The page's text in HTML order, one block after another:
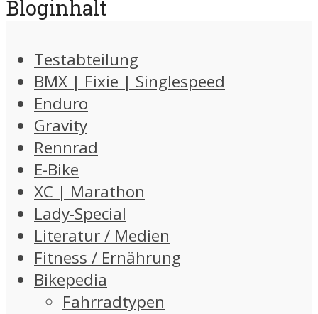
Bloginhalt
Testabteilung
BMX | Fixie | Singlespeed
Enduro
Gravity
Rennrad
E-Bike
XC | Marathon
Lady-Special
Literatur / Medien
Fitness / Ernährung
Bikepedia
Fahrradtypen